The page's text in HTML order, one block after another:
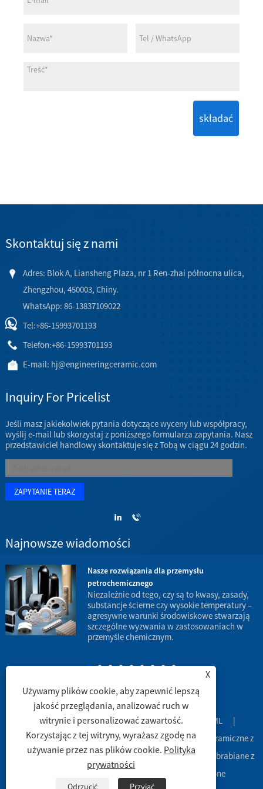
składać
Skontaktuj się z nami
Adres: Blok A, Liansheng Plaza, nr 1 Ren-zhai północna ulica,
Zhengzhou, 450003, Chiny.
WhatsApp: 86-13837109022
Tel:+86-15993701193
Telefon:+86-15993701193
E-mail: hj@engineeringceramic.com
Inquiry For Pricelist
Jeśli masz jakiekolwiek pytania dotyczące wyceny lub współpracy,
wyślij e-mail lub skorzystaj z poniższego formularza zapytania. Nasz
przedstawiciel handlowy skontaktuje się z Tobą w ciągu 24 godzin.
Najnowsze wiadomości
Nasze rozwiązania dla przemysłu
petrochemicznego
Niezależnie od tego, czy są to kwasy, zasady,
substancje ścierne czy wysokie temperatury –
agresywne warunki środowiskowe stwarzają
szczególne wyzwania w zastosowaniach w
przemyśle chemicznym.
Spinki do mankietów| Sitemap| RSS XML |
Copyright © 2003 Engineering Ceramic Co., Ltd. - Rury ceramiczne z
tlenku glinu, naczynia ceramiczne z tlenku glinu, części obrabiane z
ceramiki z tlenku glinu -Wszelkie prawa zastrzeżone
X
Używamy plików cookie, aby zapewnić lepszą
jakość przeglądania, analizować ruch w
witrynie i personalizować zawartość.
Korzystając z tej witryny, wyrażasz zgodę na
używanie przez nas plików cookie. Polityka
prywatności
Odrzucić Przyjąć